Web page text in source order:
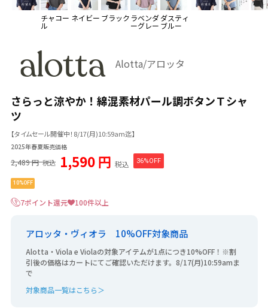
チャコー
ル
ネイビー ブラック ラベンダ
ーグレー
ダスティ
ブルー
Alotta/アロッタ
さらっと涼やか！綿混素材パール調ボタンＴシャ
ツ
【タイムセール開催中！8/17(月)10:59am迄】
2025年春夏販売価格
2,489 円 税込 1,590 円 税込 36%OFF
10%OFF
7ポイント還元 100件以上
アロッタ・ヴィオラ 10%OFF対象商品
Alotta・Viola e Violaの対象アイテムが1点につき10%OFF！※割
引後の価格はカートにてご確認いただけます。8/17(月)10:59amま
で
対象商品一覧はこちら＞